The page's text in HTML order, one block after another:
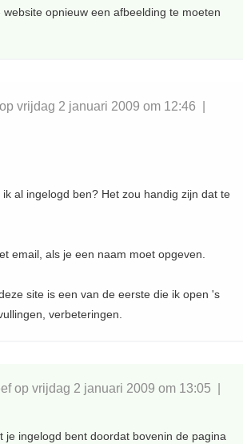
opnieuw een afbeelding te moeten
vrijdag 2 januari 2009 om 12:46 |
al ingelogd ben? Het zou handig zijn dat te
email, als je een naam moet opgeven.
site is een van de eerste die ik open 's
verbeteringen.
op vrijdag 2 januari 2009 om 13:05 |
je ingelogd bent doordat bovenin de pagina